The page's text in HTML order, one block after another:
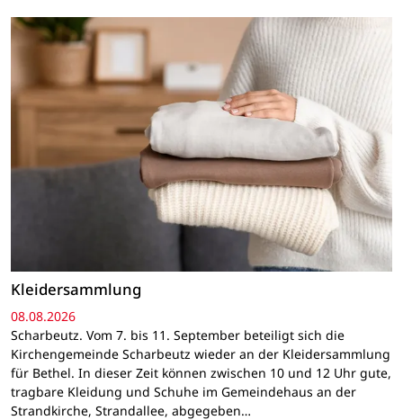
Kleidersammlung
08.08.2026
Scharbeutz. Vom 7. bis 11. September beteiligt sich die
Kirchengemeinde Scharbeutz wieder an der Kleidersammlung
für Bethel. In dieser Zeit können zwischen 10 und 12 Uhr gute,
tragbare Kleidung und Schuhe im Gemeindehaus an der
Strandkirche, Strandallee, abgegeben…